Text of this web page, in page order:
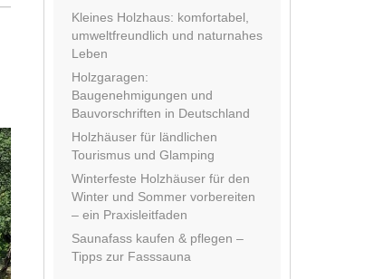
Kleines Holzhaus: komfortabel,
umweltfreundlich und naturnahes
Leben
Holzgaragen:
Baugenehmigungen und
Bauvorschriften in Deutschland
Holzhäuser für ländlichen
Tourismus und Glamping
Winterfeste Holzhäuser für den
Winter und Sommer vorbereiten
– ein Praxisleitfaden
Saunafass kaufen & pflegen –
Tipps zur Fasssauna